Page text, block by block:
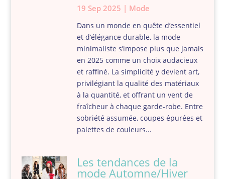
19 Sep 2025 | Mode
Dans un monde en quête d’essentiel
et d’élégance durable, la mode
minimaliste s’impose plus que jamais
en 2025 comme un choix audacieux
et raffiné. La simplicité y devient art,
privilégiant la qualité des matériaux
à la quantité, et offrant un vent de
fraîcheur à chaque garde-robe. Entre
sobriété assumée, coupes épurées et
palettes de couleurs...
Les tendances de la
mode Automne/Hiver